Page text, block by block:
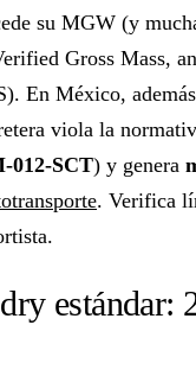
su MGW (y
Gross Mass,
En México,
viola la
012-SCT) y genera
. Verifica
estándar: